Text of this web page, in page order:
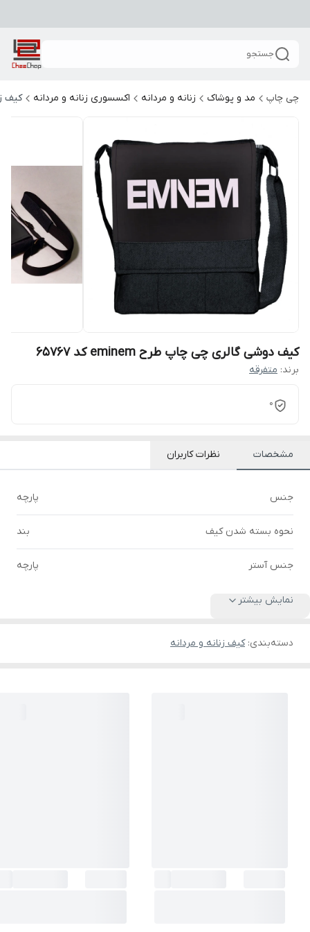
جستجو
چی چاپ مد و پوشاک زنانه و مردانه اکسسوری زنانه و مردانه کیف
کیف دوشی گالری چی چاپ طرح eminem کد 65767
برند: متفرقه
0
مشخصات نظرات کاربران
جنس پارچه
نحوه بسته شدن کیف بند
جنس آستر پارچه
نمایش بیشتر
دسته‌بندی:کیف زنانه و مردانه